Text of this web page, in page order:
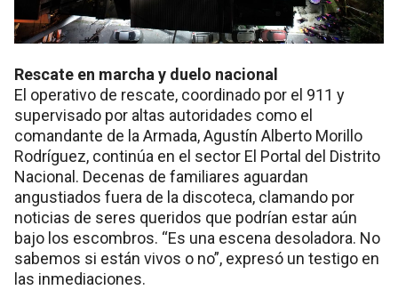
Rescate en marcha y duelo nacional
El operativo de rescate, coordinado por el 911 y
supervisado por altas autoridades como el
comandante de la Armada, Agustín Alberto Morillo
Rodríguez, continúa en el sector El Portal del Distrito
Nacional. Decenas de familiares aguardan
angustiados fuera de la discoteca, clamando por
noticias de seres queridos que podrían estar aún
bajo los escombros. “Es una escena desoladora. No
sabemos si están vivos o no”, expresó un testigo en
las inmediaciones.